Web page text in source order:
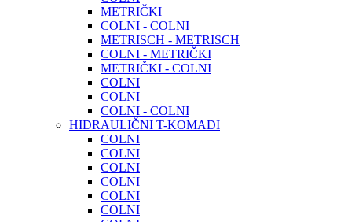
METRIČKI
COLNI - COLNI
METRISCH - METRISCH
COLNI - METRIČKI
METRIČKI - COLNI
COLNI
COLNI
COLNI - COLNI
HIDRAULIČNI T-KOMADI
COLNI
COLNI
COLNI
COLNI
COLNI
COLNI